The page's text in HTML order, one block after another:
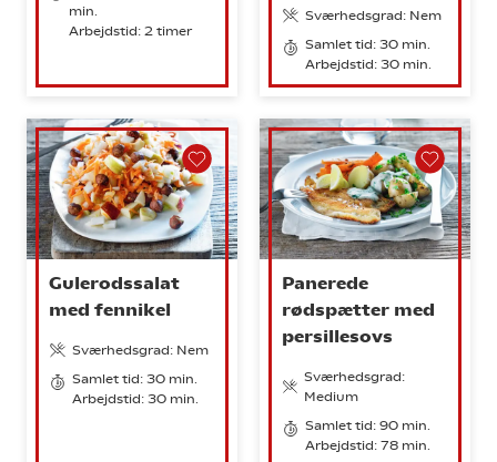
min.
Arbejdstid: 2 timer
Sværhedsgrad: Nem
Samlet tid: 30 min.
Arbejdstid: 30 min.
Gulerodssalat
med fennikel
Sværhedsgrad: Nem
Samlet tid: 30 min.
Arbejdstid: 30 min.
Panerede
rødspætter med
persillesovs
Sværhedsgrad:
Medium
Samlet tid: 90 min.
Arbejdstid: 78 min.